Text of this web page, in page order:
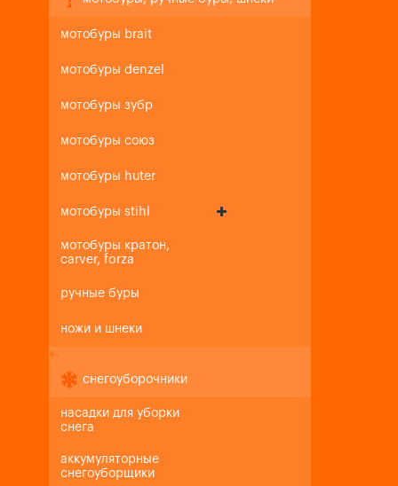
мотобуры brait
мотобуры denzel
мотобуры зубр
мотобуры союз
мотобуры huter
мотобуры stihl
мотобуры кратон,
carver, forza
ручные буры
ножи и шнеки
+-
снегоуборочники
насадки для уборки
снега
аккумуляторные
снегоуборщики